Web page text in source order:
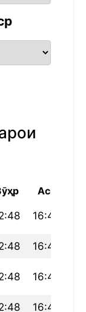
Аср
16:49
16:49
16:48
16:48